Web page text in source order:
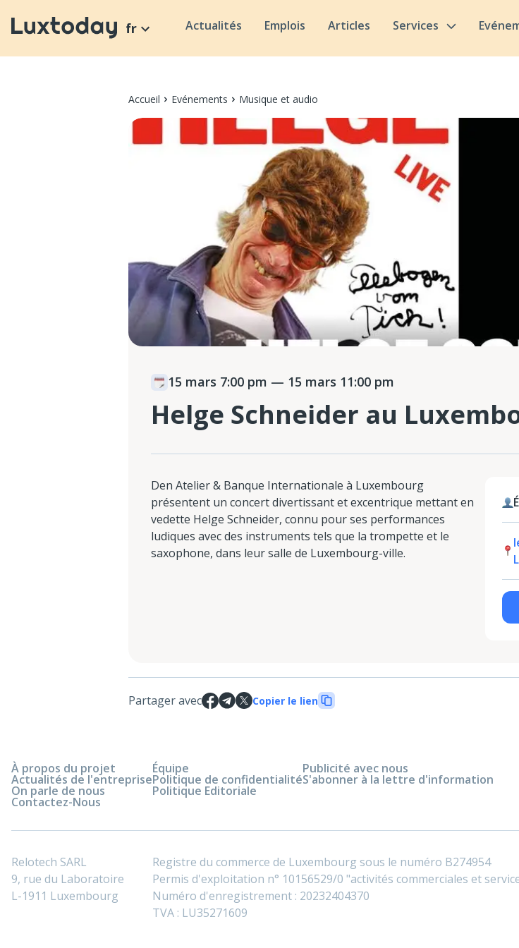
fr Actualités Emplois Articles Services
Accueil Evénements Musique et audio
15 mars 7:00 pm — 15 mars 11:00 pm
Helge Schneider au
Den Atelier & Banque Internationale à Luxembourg
présentent un concert divertissant et excentrique mettant en
vedette Helge Schneider, connu pour ses performances
ludiques avec des instruments tels que la trompette et le
saxophone, dans leur salle de Luxembourg-ville.
Partager avec Copier le lien
À propos du projet
Actualités de l'entreprise
On parle de nous
Contactez-Nous
Équipe
Politique de confidentialité
Politique Editoriale
Publicité avec nous
S'abonner à la lettre d'information
Relotech SARL
9, rue du Laboratoire
L-1911 Luxembourg
Registre du commerce de Luxembourg sous le numéro B274954
Permis d'exploitation n° 10156529/0 "activités commerciales et
Numéro d'enregistrement : 20232404370
TVA : LU35271609